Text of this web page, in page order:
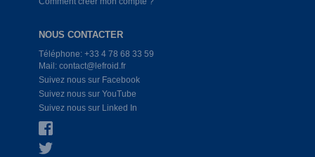
NOUS CONTACTER
Téléphone: +33 4 78 68 33 59
Mail: contact@lefroid.fr
Suivez nous sur Facebook
Suivez nous sur YouTube
Suivez nous sur Linked In